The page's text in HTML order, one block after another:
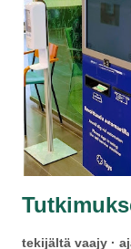
tekijältä vaajy